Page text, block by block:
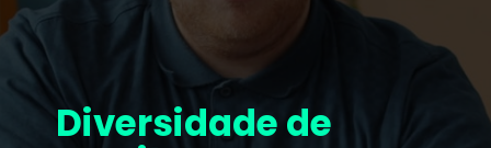
Diversidade de